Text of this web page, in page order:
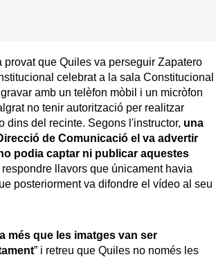
provat que Quiles va perseguir Zapatero
celebrat a la sala Constitucional
amb un telèfon mòbil i un micròfon
no tenir autorització per realitzar
dins del recinte. Segons l'instructor, una
de Comunicació el va advertir
podia captar ni publicar aquestes
respondre llavors que únicament havia
posteriorment va difondre el vídeo al seu
més que les imatges van ser
” i retreu que Quiles no només les